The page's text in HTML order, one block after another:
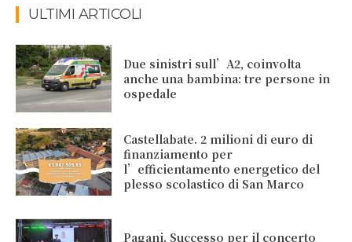
ULTIMI ARTICOLI
Due sinistri sull’A2, coinvolta
anche una bambina: tre persone in
ospedale
Castellabate. 2 milioni di euro di
finanziamento per
l’efficientamento energetico del
plesso scolastico di San Marco
Pagani. Successo per il concerto